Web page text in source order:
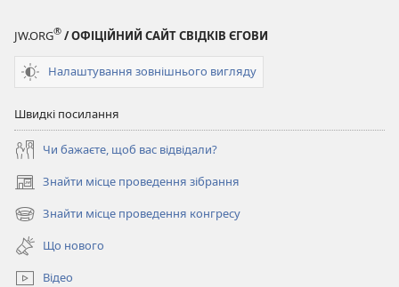
JW.ORG® / ОФІЦІЙНИЙ САЙТ СВІДКІВ ЄГОВИ
Налаштування зовнішнього вигляду
Швидкі посилання
Чи бажаєте, щоб вас відвідали?
Знайти місце проведення зібрання
(відкривається
у
новому
вікні)
Знайти місце проведення конгресу
(відкривається
новому
вікні)
Що нового
Відео